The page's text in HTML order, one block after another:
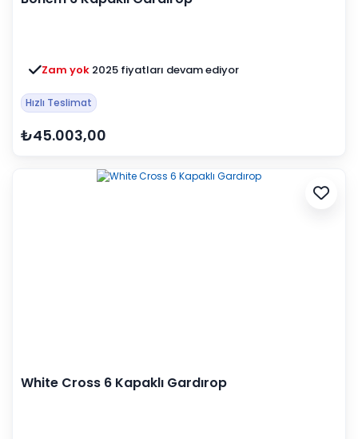
Zam yok 2025 fiyatları devam ediyor
Hızlı Teslimat
₺45.003,00
White Cross 6 Kapaklı Gardırop